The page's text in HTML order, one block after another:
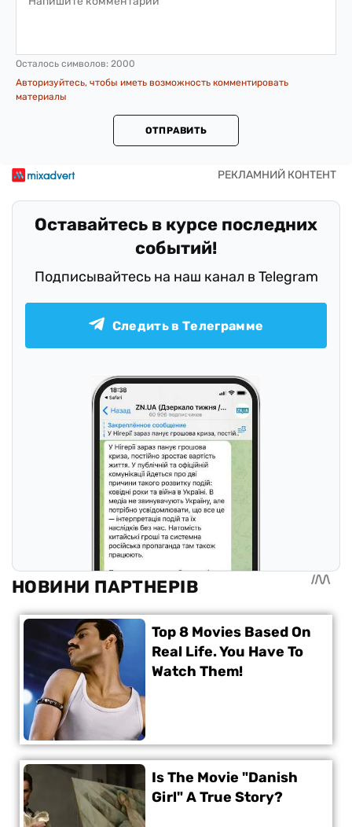
Осталось символов: 2000
Авторизуйтесь, чтобы иметь возможность комментировать
материалы
ОТПРАВИТЬ
Оставайтесь в курсе последних
событий!
Подписывайтесь на наш канал в Telegram
Следить в Телеграмме